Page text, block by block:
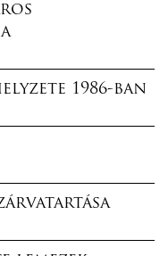
1986-ban